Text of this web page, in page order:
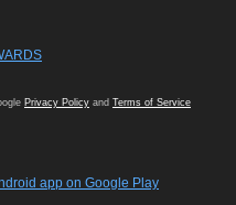
Privacy Policy and Terms of Service